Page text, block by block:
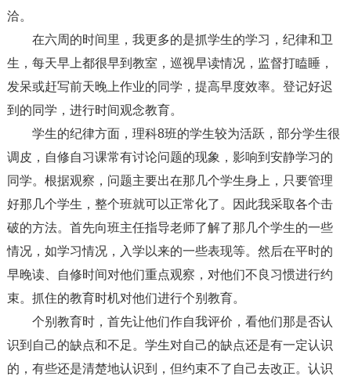
洽。
在六周的时间里，我更多的是抓学生的学习，纪律和卫
生，每天早上都很早到教室，巡视早读情况，监督打瞌睡，
发呆或赶写前天晚上作业的同学，提高早度效率。登记好迟
到的同学，进行时间观念教育。
学生的纪律方面，理科8班的学生较为活跃，部分学生很
调皮，自修自习课常有讨论问题的现象，影响到安静学习的
同学。根据观察，问题主要出在那几个学生身上，只要管理
好那几个学生，整个班就可以正常化了。因此我采取各个击
破的方法。首先向班主任指导老师了解了那几个学生的一些
情况，如学习情况，入学以来的一些表现等。然后在平时的
早晚读、自修时间对他们重点观察，对他们不良习惯进行约
束。抓住的教育时机对他们进行个别教育。
个别教育时，首先让他们作自我评价，看他们那是否认
识到自己的缺点和不足。学生对自己的缺点还是有一定认识
的，有些还是清楚地认识到，但约束不了自己去改正。认识